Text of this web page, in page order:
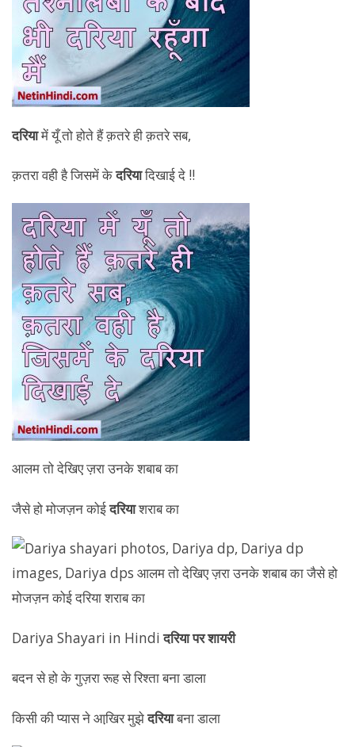
दरियामें यूँ तो होते हैं क़तरे ही क़तरे सब,
क़तरा वही है जिसमें केदरियादिखाई दे !!
आलम तो देखिए ज़रा उनके शबाब का
जैसे हो मोजज़न कोईदरियाशराब का
Dariya Shayari in Hindiदरिया पर शायरी
बदन से हो के गुज़रा रूह से रिश्ता बना डाला
किसी की प्यास ने आखि़र मुझेदरियाबना डाला